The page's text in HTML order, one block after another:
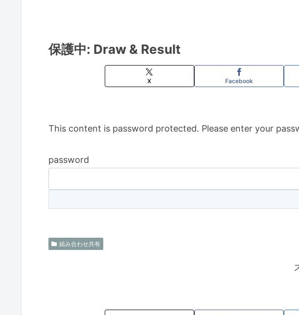
保護中: Draw & Result
X Facebook
This content is password protected. Please enter your
password
組み合わせ共有